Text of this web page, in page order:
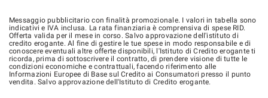
Messaggio pubblicitario con finalità promozionale. I valori in tabella sono
indicativi e IVA inclusa. La rata finanziaria è comprensiva di spese RID.
Offerta valida per il mese in corso. Salvo approvazione dell'istituto di
credito erogante. Al fine di gestire le tue spese in modo responsabile e di
conoscere eventuali altre offerte disponibili, l'Istituto di Credito erogante ti
ricorda, prima di sottoscrivere il contratto, di prendere visione di tutte le
condizioni economiche e contrattuali, facendo riferimento alle
Informazioni Europee di Base sul Credito ai Consumatori presso il punto
vendita. Salvo approvazione dell'Istituto di Credito erogante.